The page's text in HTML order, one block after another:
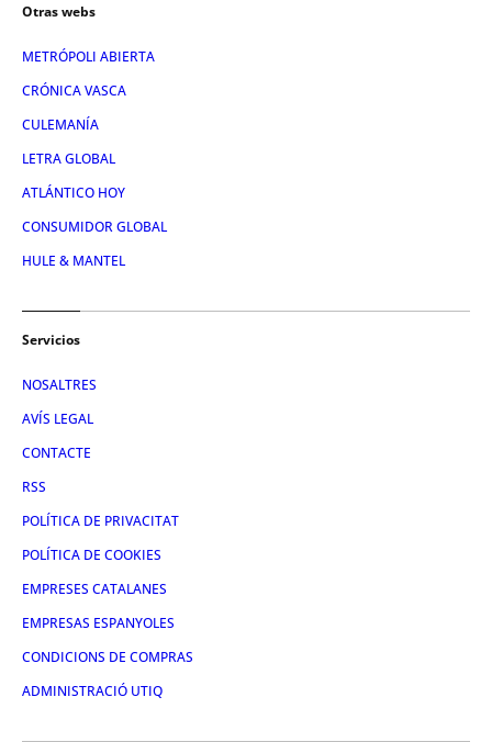
Otras webs
METRÓPOLI ABIERTA
CRÓNICA VASCA
CULEMANÍA
LETRA GLOBAL
ATLÁNTICO HOY
CONSUMIDOR GLOBAL
HULE & MANTEL
Servicios
NOSALTRES
AVÍS LEGAL
CONTACTE
RSS
POLÍTICA DE PRIVACITAT
POLÍTICA DE COOKIES
EMPRESES CATALANES
EMPRESAS ESPANYOLES
CONDICIONS DE COMPRAS
ADMINISTRACIÓ UTIQ